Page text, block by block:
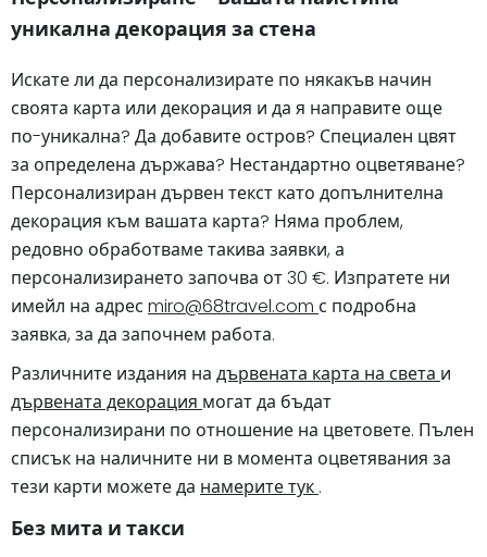
уникална декорация за стена
Искате ли да персонализирате по някакъв начин
своята карта или декорация и да я направите още
по-уникална? Да добавите остров? Специален цвят
за определена държава? Нестандартно оцветяване?
Персонализиран дървен текст като допълнителна
декорация към вашата карта? Няма проблем,
редовно обработваме такива заявки, а
персонализирането започва от 30 €. Изпратете ни
имейл на адрес miro@68travel.com с подробна
заявка, за да започнем работа.
Различните издания на дървената карта на света и
дървената декорация могат да бъдат
персонализирани по отношение на цветовете. Пълен
списък на наличните ни в момента оцветявания за
тези карти можете да намерите тук .
Без мита и такси